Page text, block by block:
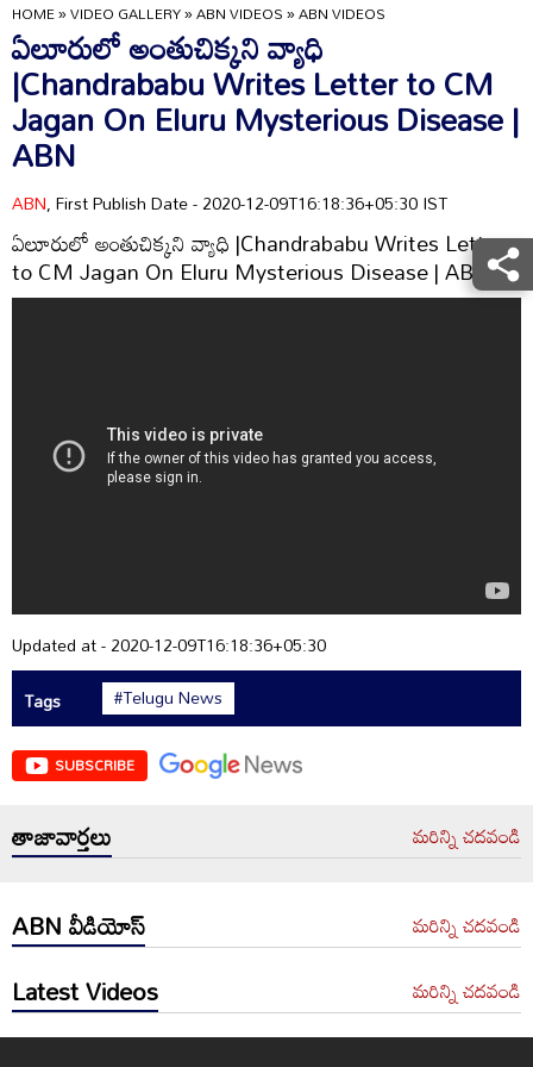
HOME»VIDEO GALLERY»ABN VIDEOS»ABN VIDEOS
ఏలూరులో అంతుచిక్కని వ్యాధి
|Chandrababu Writes Letter to CM
Jagan On Eluru Mysterious Disease |
ABN
ABN, First Publish Date - 2020-12-09T16:18:36+05:30 IST
ఏలూరులో అంతుచిక్కని వ్యాధి |Chandrababu Writes Letter
to CM Jagan On Eluru Mysterious Disease | ABN
Updated at - 2020-12-09T16:18:36+05:30
Tags
#Telugu News
SUBSCRIBE
తాజావార్తలు మరిన్ని చదవండి
ABN వీడియోస్ మరిన్ని చదవండి
Latest Videos మరిన్ని చదవండి